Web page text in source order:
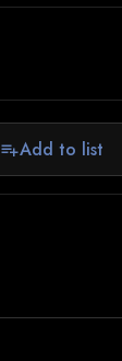
playlist_addAdd to list